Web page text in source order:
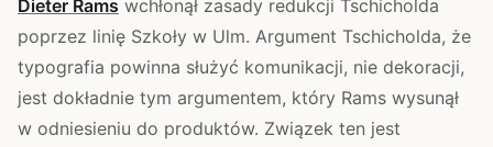
Dieter Rams wchłonął zasady redukcji Tschicholda
poprzez linię Szkoły w Ulm. Argument Tschicholda, że
typografia powinna służyć komunikacji, nie dekoracji,
jest dokładnie tym argumentem, który Rams wysunął
w odniesieniu do produktów. Związek ten jest